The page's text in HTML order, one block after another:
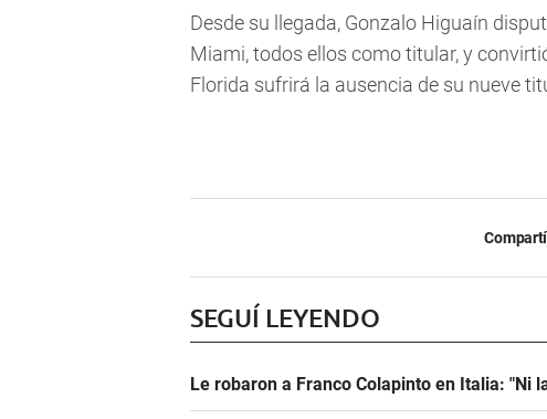
Desde su llegada, Gonzalo Higuaín
Miami, todos ellos como titular, y
Florida sufrirá la ausencia de su nueve
SEGUÍ LEYENDO
Le robaron a Franco Colapinto en Italia: "Ni